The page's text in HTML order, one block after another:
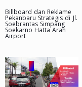
Billboard dan Reklame
Pekanbaru Strategis di Jl.
Soebrantas Simpang
Soekarno Hatta Arah
Airport